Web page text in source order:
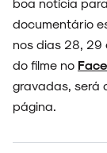
documentário
nos dias 28, 29
do filme no
gravadas, será
página.